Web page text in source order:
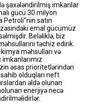
şaxələndirilmiş imkanlar
gücü 30 milyon
Petroli”nin satın
emal gücümüz
Beləliklə, biz
təchiz edirik.
məhsulları və
əsas prioritetlərindən
olduqları neft
əldə olunan
enerjiyə necə